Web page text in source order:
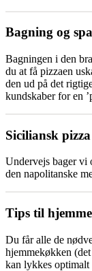
Bagning og
Bagningen i den
du at få pizzaen
den ud på det
kundskaber for en
Siciliansk pizza
Undervejs bager vi
den napolitanske
Tips til
Du får alle de
hjemmekøkken
kan lykkes